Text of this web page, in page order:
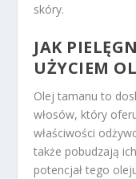
skóry.
JAK
UŻYCIEM
Olej tamanu to
włosów, który
właściwości
także pobudzają
potencjał tego